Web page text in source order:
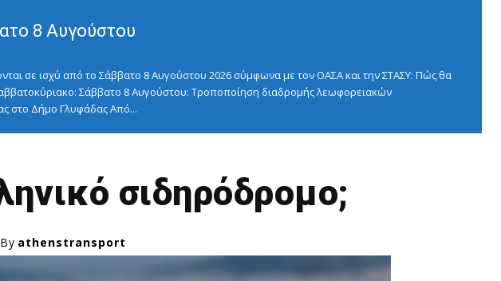
8 Αυγούστου
σε ισχύ από το Σάββατο 8 Αυγούστου 2026 σύμφωνα με τον ΟΑΣΑ και την ΣΤΑΣΥ: Πώς θα
Σάββατο 8 Αυγούστου: Τροποποίηση διαδρομής λεωφορειακών
στο Δήμο Γλυφάδας Από...
σιδηρόδρομο;
By athenstransport